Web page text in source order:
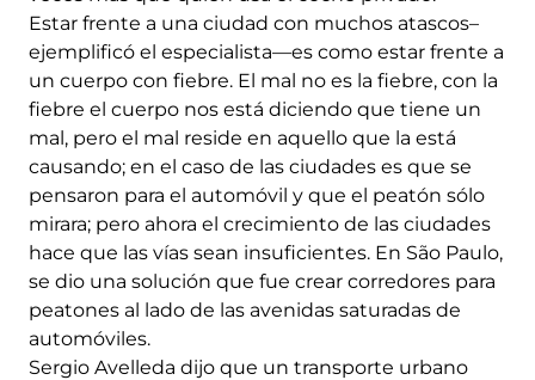
Estar frente a una ciudad con muchos atascos–
ejemplificó el especialista—es como estar frente a
un cuerpo con fiebre. El mal no es la fiebre, con la
fiebre el cuerpo nos está diciendo que tiene un
mal, pero el mal reside en aquello que la está
causando; en el caso de las ciudades es que se
pensaron para el automóvil y que el peatón sólo
mirara; pero ahora el crecimiento de las ciudades
hace que las vías sean insuficientes. En São Paulo,
se dio una solución que fue crear corredores para
peatones al lado de las avenidas saturadas de
automóviles.
Sergio Avelleda dijo que un transporte urbano